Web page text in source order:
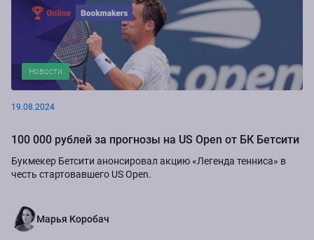
Новости
19.08.2024
100 000 рублей за прогнозы на US Open от БК Бетсити
Букмекер Бетсити анонсировал акцию «Легенда тенниса» в
честь стартовавшего US Open.
Марья Коробач